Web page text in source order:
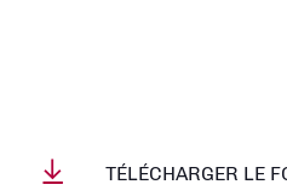
TÉLÉCHARGER LE